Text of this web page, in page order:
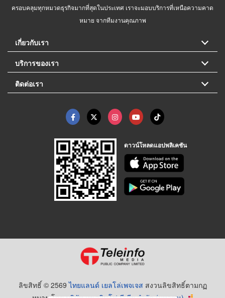
ครอบคลุมทุกหมวดธุรกิจมากที่สุดในประเทศ เราจะมอบบริการที่เหนือความคาด
หมาย จากทีมงานคุณภาพ
เกี่ยวกับเรา
บริการของเรา
ติดต่อเรา
ดาวน์โหลดแอปพลิเคชัน
ลิขสิทธิ์ © 2569ไทยแลนด์ เยลโล่เพจเจส สงวนลิขสิทธิ์ตามกฏ